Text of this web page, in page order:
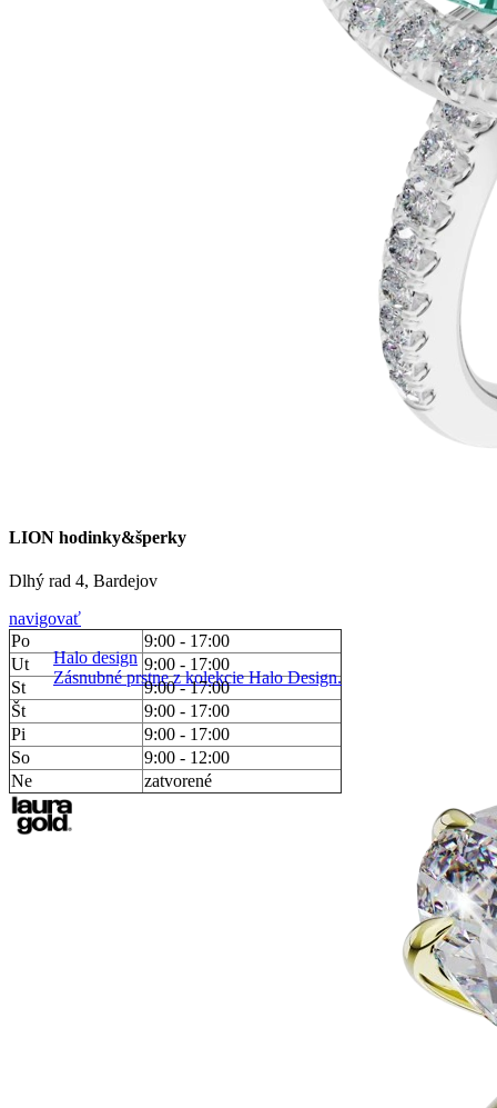
Halo design
Zásnubné prstne z kolekcie Halo Design.
LION hodinky&šperky
Dlhý rad 4, Bardejov
navigovať
Po
9:00 - 17:00
Ut
9:00 - 17:00
St
9:00 - 17:00
Št
9:00 - 17:00
Pi
9:00 - 17:00
So
9:00 - 12:00
Ne
zatvorené